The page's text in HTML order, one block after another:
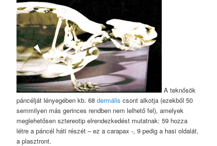
A teknősök
páncélját lényegében kb. 68dermális csont alkotja (ezekből 50
semmilyen más gerinces rendben nem lelhető fel), amelyek
meglehetősen sztereotip elrendezkedést mutatnak: 59 hozza
létre a páncél háti részét – ez a carapax -, 9 pedig a hasi oldalát,
a plasztront.